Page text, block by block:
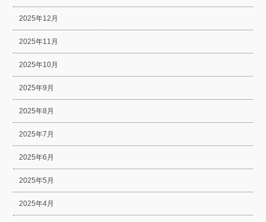
2025年12月
2025年11月
2025年10月
2025年9月
2025年8月
2025年7月
2025年6月
2025年5月
2025年4月